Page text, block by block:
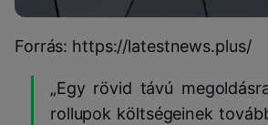
Forrás: https://latestnews.plus/
„Egy rövid távú
rollupok költségeinek